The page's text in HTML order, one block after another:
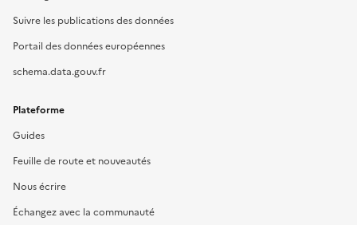
Suivre les publications des données
Portail des données européennes
schema.data.gouv.fr
Plateforme
Guides
Feuille de route et nouveautés
Nous écrire
Échangez avec la communauté